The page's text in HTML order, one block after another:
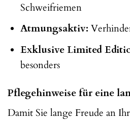
Schweifriemen
Atmungsaktiv:
Exklusive Limited
besonders
Pflegehinweise für eine
Damit Sie lange Freude an